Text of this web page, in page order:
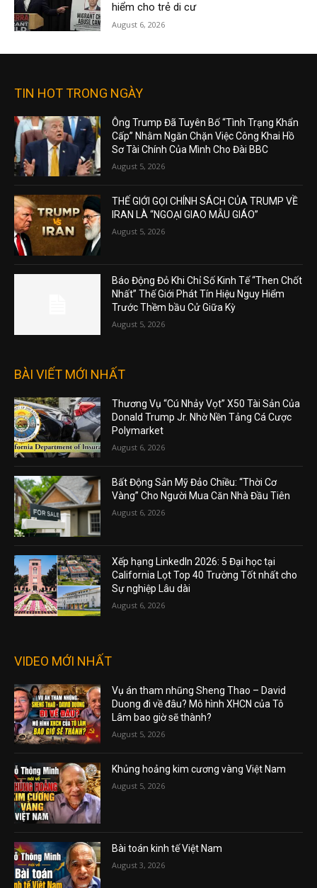
hiểm cho trẻ di cư
August 6, 2026
TIN HOT TRONG NGÀY
Ông Trump Đã Tuyên Bố “Tình Trạng Khẩn
Cấp” Nhằm Ngăn Chặn Việc Công Khai Hồ
Sơ Tài Chính Của Mình Cho Đài BBC
August 5, 2026
THẾ GIỚI GỌI CHÍNH SÁCH CỦA TRUMP VỀ
IRAN LÀ “NGOẠI GIAO MẪU GIÁO”
August 5, 2026
Báo Động Đỏ Khi Chỉ Số Kinh Tế “Then Chốt
Nhất” Thế Giới Phát Tín Hiệu Nguy Hiểm
Trước Thềm bầu Cử Giữa Kỳ
August 5, 2026
BÀI VIẾT MỚI NHẤT
Thương Vụ “Cú Nhảy Vọt” X50 Tài Sản Của
Donald Trump Jr. Nhờ Nền Tảng Cá Cược
Polymarket
August 6, 2026
Bất Động Sản Mỹ Đảo Chiều: “Thời Cơ
Vàng” Cho Người Mua Căn Nhà Đầu Tiên
August 6, 2026
Xếp hạng LinkedIn 2026: 5 Đại học tại
California Lọt Top 40 Trường Tốt nhất cho
Sự nghiệp Lâu dài
August 6, 2026
VIDEO MỚI NHẤT
Vụ án tham nhũng Sheng Thao – David
Duong đi về đâu? Mô hình XHCN của Tô
Lâm bao giờ sẽ thành?
August 5, 2026
Khủng hoảng kim cương vàng Việt Nam
August 5, 2026
Bài toán kinh tế Việt Nam
August 3, 2026